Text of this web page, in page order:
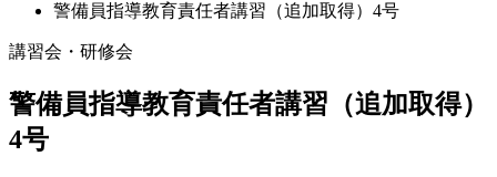
警備員指導教育責任者講習（追加取得）4号
講習会・研修会
警備員指導教育責任者講習（追加取得）
4号